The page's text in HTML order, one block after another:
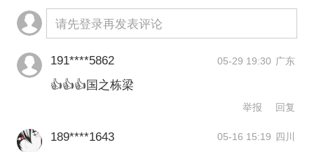
请先登录再发表评论
191****5862 05-29 19:30 广东
👍👍👍国之栋梁
举报 回复
189****1643 05-16 15:19 四川